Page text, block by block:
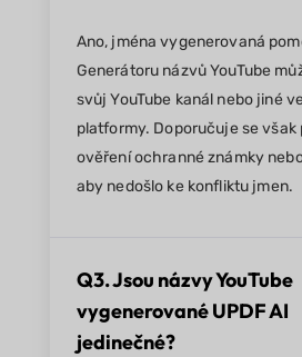
Ano, jména vygenerovaná
Generátoru názvů YouTube
svůj YouTube kanál nebo jiné
platformy. Doporučuje se
ověření ochranné známky
aby nedošlo ke konfliktu jmen.
Q3. Jsou názvy YouTube
vygenerované UPDF AI
jedinečné?